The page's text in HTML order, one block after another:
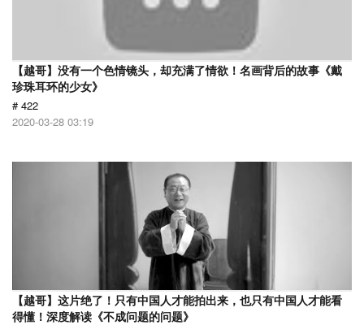
【越哥】没有一个色情镜头，却充满了情欲！名画背后的故事《戴
珍珠耳环的少女》
# 422
2020-03-28 03:19
【越哥】这片绝了！只有中国人才能拍出来，也只有中国人才能看
得懂！深度解读《不成问题的问题》